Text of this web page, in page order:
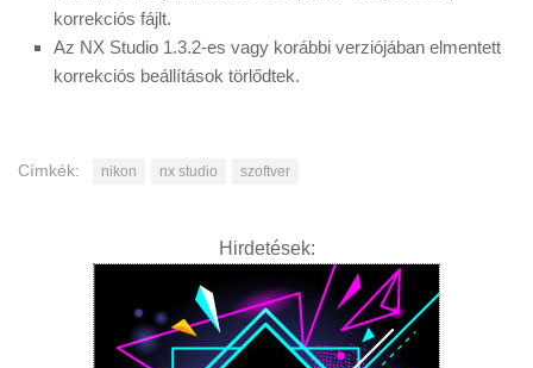
korrekciós fájlt.
Az NX Studio 1.3.2-es vagy korábbi verziójában elmentett
korrekciós beállítások törlődtek.
Címkék: nikon nx studio szoftver
Hirdetések: